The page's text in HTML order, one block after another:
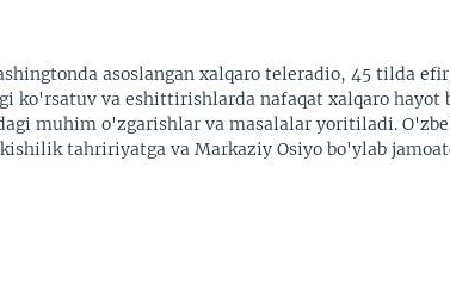
asoslangan xalqaro teleradio, 45 tilda
ko'rsatuv va eshittirishlarda nafaqat xalqaro hayot
muhim o'zgarishlar va masalalar yoritiladi.
tahririyatga va Markaziy Osiyo bo'ylab